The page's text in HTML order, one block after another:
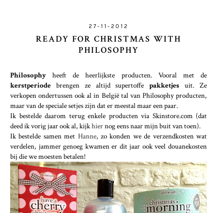
27-11-2012
READY FOR CHRISTMAS WITH
PHILOSOPHY
Philosophyheeft de heerlijkste producten. Vooral met de
kerstperiode brengen ze altijd supertoffepakketjesuit. Ze
verkopen ondertussen ook al in België tal van Philosophy producten,
maar van de speciale setjes zijn dat er meestal maar een paar.
Ik bestelde daarom terug enkele producten via Skinstore.com (dat
deed ik vorig jaar ook al, kijkhiernog eens naar mijn buit van toen).
Ik bestelde samen met Hanne, zo konden we de verzendkosten wat
verdelen, jammer genoeg kwamen er dit jaar ook veel douanekosten
bij die we moesten betalen!